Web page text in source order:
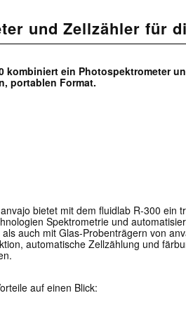
und Zellzähler für
kombiniert ein Photospektrometer
portablen Format.
bietet mit dem fluidlab R-300 ein
Spektrometrie und
auch mit Glas-Probenträgern von
automatische Zellzählung und
auf einen Blick: